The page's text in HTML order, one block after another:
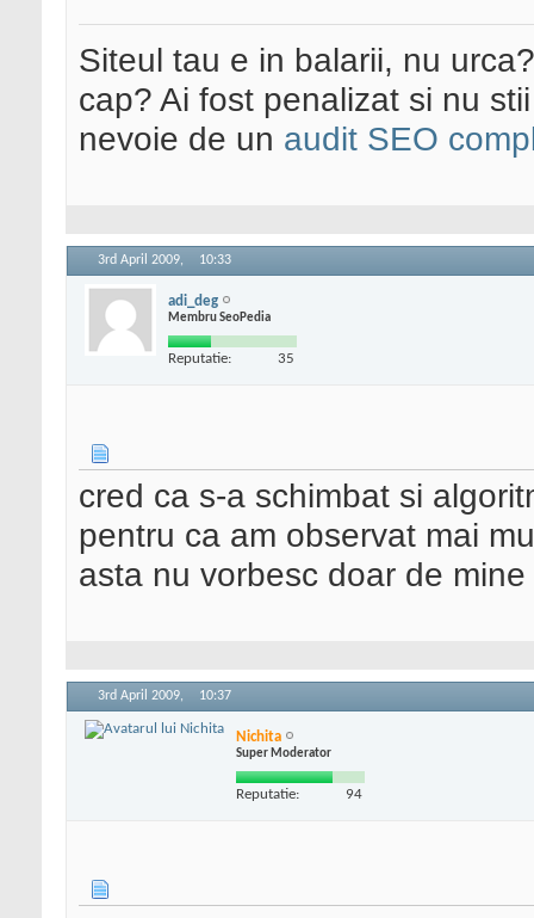
Siteul tau e in balarii, nu
cap? Ai fost penalizat si nu
nevoie de un audit SEO
3rd April 2009, 10:33
adi_deg
Membru SeoPedia
Reputatie: 35
cred ca s-a schimbat si
pentru ca am observat mai
asta nu vorbesc doar de
3rd April 2009, 10:37
Nichita
Super Moderator
Reputatie: 94